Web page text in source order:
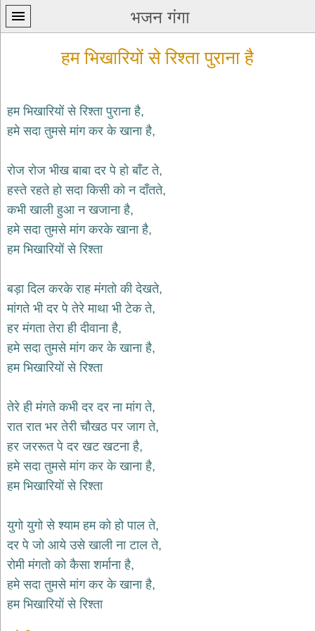
भजन गंगा
प्रथम
home
कृष्ण
भजन
krishna
bhajans
शिव
bhajans
हनुमान
भजन
bhajans
साईं
sai
bhajans
जैन
भजन
jain
bhajans
durga
bhajans
गणेश
भजन
ganesh
हम भिखारियों से रिश्ता पुराना है
हम भिखारियों से रिश्ता पुराना है,
हमे सदा तुमसे मांग कर के खाना है,
रोज रोज भीख बाबा दर पे हो बाँट ते,
हस्ते रहते हो सदा किसी को न दाँतते,
कभी खाली हुआ न खजाना है,
हमे सदा तुमसे मांग करके खाना है,
हम भिखारियों से रिश्ता
बड़ा दिल करके राह मंगतो की देखते,
मांगते भी दर पे तेरे माथा भी टेक ते,
हर मंगता तेरा ही दीवाना है,
हमे सदा तुमसे मांग कर के खाना है,
हम भिखारियों से रिश्ता
तेरे ही मंगते कभी दर दर ना मांग ते,
रात रात भर तेरी चौखठ पर जाग ते,
हर जररूत पे दर खट खटना है,
हमे सदा तुमसे मांग कर के खाना है,
हम भिखारियों से रिश्ता
युगो युगो से श्याम हम को हो पाल ते,
दर पे जो आये उसे खाली ना टाल ते,
रोमी मंगतो को कैसा शर्माना है,
हमे सदा तुमसे मांग कर के खाना है,
हम भिखारियों से रिश्ता